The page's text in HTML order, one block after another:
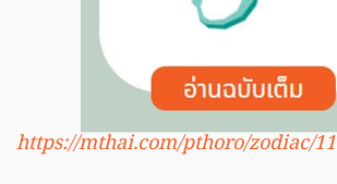
https://mthai.com/pthoro/zodiac/11